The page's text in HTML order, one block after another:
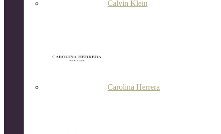
Calvin Klein
Carolina Herrera